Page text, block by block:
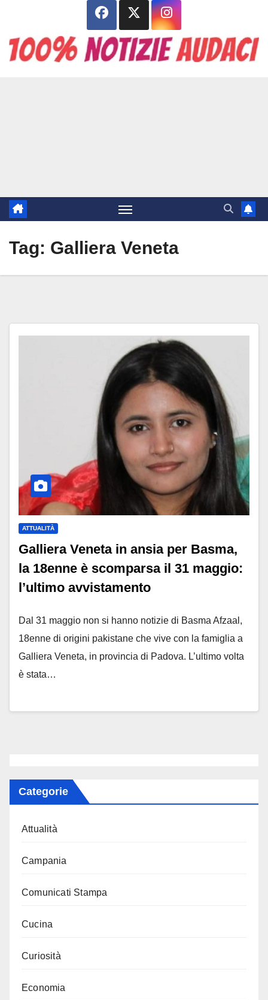
contenuto
Tag: Galliera Veneta
ATTUALITÀ
Galliera Veneta in ansia per Basma,
la 18enne è scomparsa il 31 maggio:
l’ultimo avvistamento
Dal 31 maggio non si hanno notizie di Basma Afzaal,
18enne di origini pakistane che vive con la famiglia a
Galliera Veneta, in provincia di Padova. L’ultimo volta
è stata…
Categorie
Attualità
Campania
Comunicati Stampa
Cucina
Curiosità
Economia